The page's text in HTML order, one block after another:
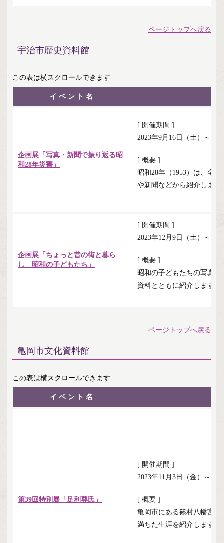
ページトップへ戻る
宇治市歴史資料館
イベント名
企画展「写真・新聞で振り返る昭
和28年災害」
[ 開催期間 ]
2023年9月16日（土）～11
[ 概要 ]
昭和28年（1953）は、全
や新聞などから紹介します
企画展「ちょっと昔の街と暮ら
し 昭和の子どもたち」
[ 開催期間 ]
2023年12月9日（土）～
[ 概要 ]
昭和の子どもたちの写真
資料とともに紹介します。
ページトップへ戻る
亀岡市文化資料館
イベント名
第39回特別展「足利尊氏」
[ 開催期間 ]
2023年11月3日（金）～12
[ 概要 ]
亀岡市にある篠村八幡宮
満ちた生涯を紹介します。